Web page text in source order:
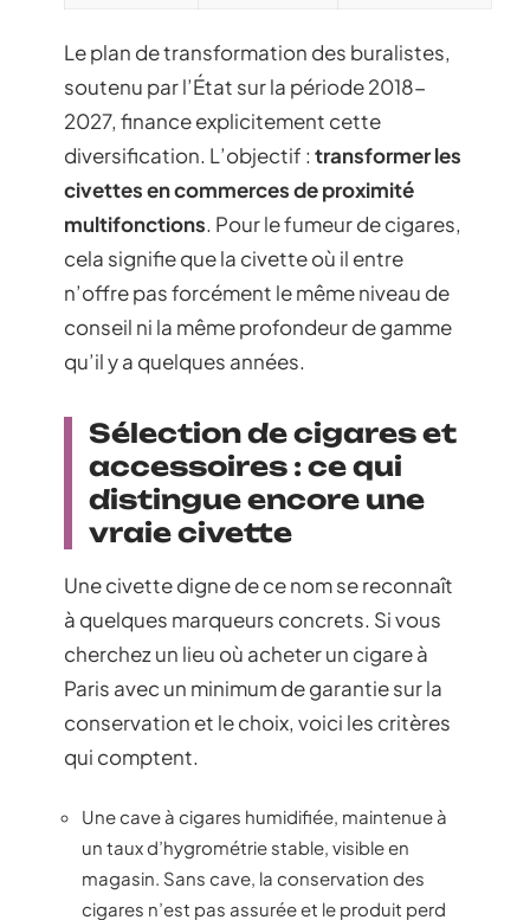
Le plan de transformation des buralistes,
soutenu par l’État sur la période 2018-
2027, finance explicitement cette
diversification. L’objectif : transformer les
civettes en commerces de proximité
multifonctions. Pour le fumeur de cigares,
cela signifie que la civette où il entre
n’offre pas forcément le même niveau de
conseil ni la même profondeur de gamme
qu’il y a quelques années.
Sélection de cigares et
accessoires : ce qui
distingue encore une
vraie civette
Une civette digne de ce nom se reconnaît
à quelques marqueurs concrets. Si vous
cherchez un lieu où acheter un cigare à
Paris avec un minimum de garantie sur la
conservation et le choix, voici les critères
qui comptent.
Une cave à cigares humidifiée, maintenue à
un taux d’hygrométrie stable, visible en
magasin. Sans cave, la conservation des
cigares n’est pas assurée et le produit perd